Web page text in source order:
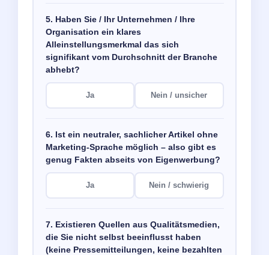
5. Haben Sie / Ihr Unternehmen / Ihre
Organisation ein klares
Alleinstellungsmerkmal das sich
signifikant vom Durchschnitt der Branche
abhebt?
Ja Nein / unsicher
6. Ist ein neutraler, sachlicher Artikel ohne
Marketing-Sprache möglich – also gibt es
genug Fakten abseits von Eigenwerbung?
Ja Nein / schwierig
7. Existieren Quellen aus Qualitätsmedien,
die Sie nicht selbst beeinflusst haben
(keine Pressemitteilungen, keine bezahlten